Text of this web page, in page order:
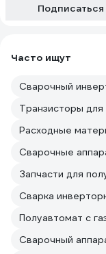
Подписаться
Часто ищут
Сварочный
Транзисторы
Расходные
Сварочные
Запчасти для
Сварка
Полуавтомат с
Сварочный